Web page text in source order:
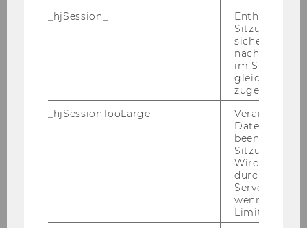
Mind. 3 Jahre ein­schlä­gi­ge Be­rufs­er­fah­rung
(davon mind. 1 Jahr Er­fah­rung im On­line -​
Er­fah­rung im Kampagnen-​ und Pro­jekt­ma­
nage­ment
Ge­wünsch­te Kennt­nis­se und Qua­li­fi­ka­tio­nen:
Stra­te­gi­sches und ana­ly­ti­sches Denk­ver­mö­gen
Hohe Krea­ti­vi­tät und kon­zep­tio­nel­les Ver­ständ­
Aus­ge­zeich­ne­te Kom­mu­ni­ka­ti­ons­fä­hig­keit
_hjSession_
Enthält die
sicher, dass
im
gleichen
zugeordnet
_hjSessionTooLarge
Veranlasst
beenden,
Sitzung zu
Wird
durch ein
Servers
wenn die
Limit